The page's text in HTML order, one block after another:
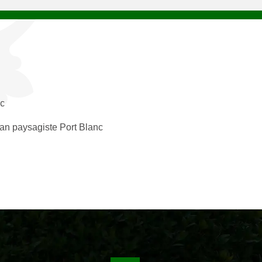
paysagiste Port Blanc